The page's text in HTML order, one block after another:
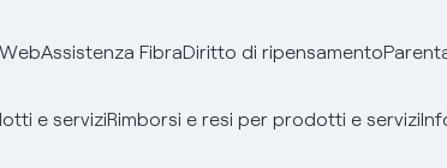
Assistenza FibraDiritto di ripensamento
e serviziRimborsi e resi per prodotti e servizi